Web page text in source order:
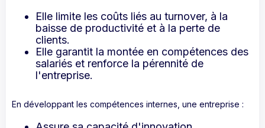
Elle limite les coûts liés au turnover, à la
baisse de productivité et à la perte de
clients.
Elle garantit la montée en compétences des
salariés et renforce la pérennité de
l'entreprise.
En développant les compétences internes, une entreprise :